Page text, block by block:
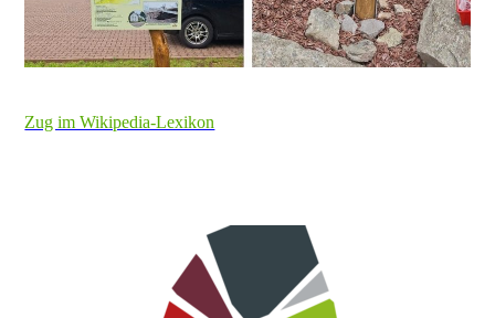
Zug im Wikipedia-Lexikon